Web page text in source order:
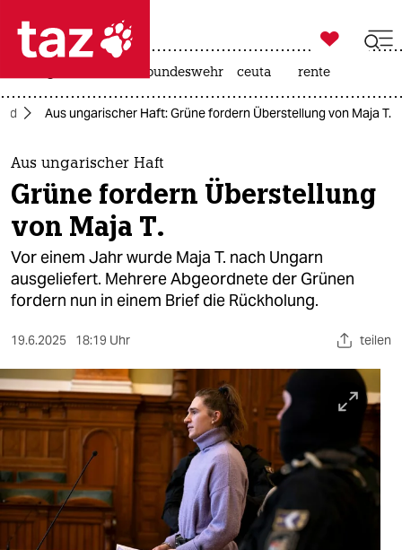
 taz zahl ich
taz zahl ich
themen
politik
öko
gesellschaft
sport
berlin
wahrheit
verlag

taz zahl ich
bundeswehr ceuta rente
Aus ungarischer Haft: Grüne fordern Überstellung von Maja T.
Aus ungarischer Haft
Grüne fordern Überstellung
von Maja T.
Vor einem Jahr wurde Maja T. nach Ungarn
ausgeliefert. Mehrere Abgeordnete der Grünen
fordern nun in einem Brief die Rückholung.
19.6.2025 18:19 Uhr teilen